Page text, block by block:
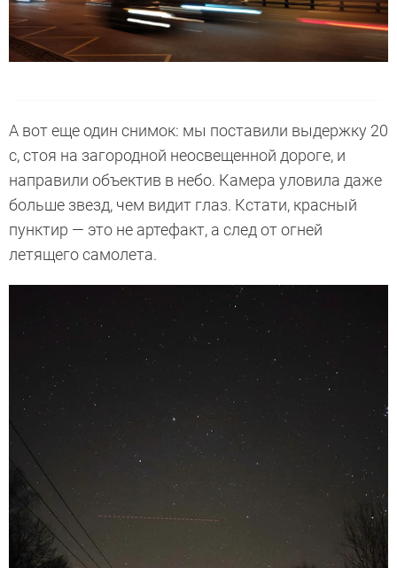
А вот еще один снимок: мы поставили выдержку 20
с, стоя на загородной неосвещенной дороге, и
направили объектив в небо. Камера уловила даже
больше звезд, чем видит глаз. Кстати, красный
пунктир — это не артефакт, а след от огней
летящего самолета.